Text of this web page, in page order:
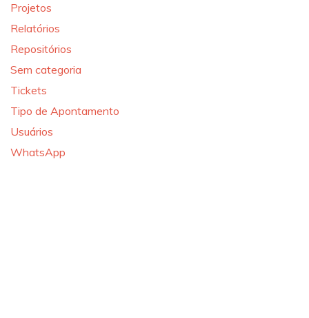
Projetos
Relatórios
Repositórios
Sem categoria
Tickets
Tipo de Apontamento
Usuários
WhatsApp